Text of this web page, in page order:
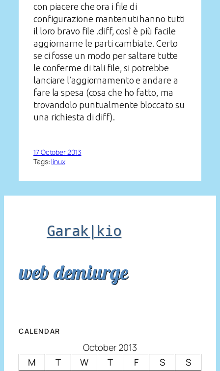
con piacere che ora i file di
configurazione mantenuti hanno tutti
il loro bravo file .diff, così è più facile
aggiornarne le parti cambiate. Certo
se ci fosse un modo per saltare tutte
le conferme di tali file, si potrebbe
lanciare l’aggiornamento e andare a
fare la spesa (cosa che ho fatto, ma
trovandolo puntualmente bloccato su
una richiesta di diff).
17 October 2013
Tags: linux
Garak|kio
web demiurge
CALENDAR
October 2013
M
T W T F S
S